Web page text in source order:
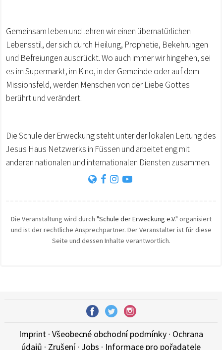
Gemeinsam leben und lehren wir einen übernatürlichen
Lebensstil, der sich durch Heilung, Prophetie, Bekehrungen
und Befreiungen ausdrückt. Wo auch immer wir hingehen, sei
es im Supermarkt, im Kino, in der Gemeinde oder auf dem
Missionsfeld, werden Menschen von der Liebe Gottes
berührt und verändert.
Die Schule der Erweckung steht unter der lokalen Leitung des
Jesus Haus Netzwerks in Füssen und arbeitet eng mit
anderen nationalen und internationalen Diensten zusammen.
Die Veranstaltung wird durch "Schule der Erweckung e.V." organisiert
und ist der rechtliche Ansprechpartner. Der Veranstalter ist für diese
Seite und dessen Inhalte verantwortlich.
Imprint · Všeobecné obchodní podmínky · Ochrana
údajů · Zrušení· Jobs · Informace pro pořadatele